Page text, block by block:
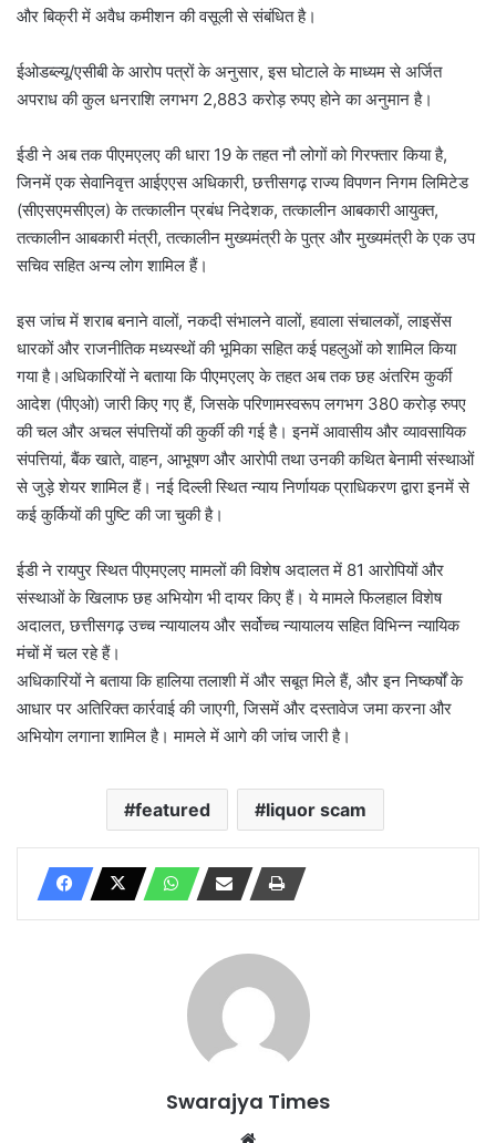
और बिक्री में अवैध कमीशन की वसूली से संबंधित है।
ईओडब्ल्यू/एसीबी के आरोप पत्रों के अनुसार, इस घोटाले के माध्यम से अर्जित
अपराध की कुल धनराशि लगभग 2,883 करोड़ रुपए होने का अनुमान है।
ईडी ने अब तक पीएमएलए की धारा 19 के तहत नौ लोगों को गिरफ्तार किया है,
जिनमें एक सेवानिवृत्त आईएएस अधिकारी, छत्तीसगढ़ राज्य विपणन निगम लिमिटेड
(सीएसएमसीएल) के तत्कालीन प्रबंध निदेशक, तत्कालीन आबकारी आयुक्त,
तत्कालीन आबकारी मंत्री, तत्कालीन मुख्यमंत्री के पुत्र और मुख्यमंत्री के एक उप
सचिव सहित अन्य लोग शामिल हैं।
इस जांच में शराब बनाने वालों, नकदी संभालने वालों, हवाला संचालकों, लाइसेंस
धारकों और राजनीतिक मध्यस्थों की भूमिका सहित कई पहलुओं को शामिल किया
गया है।अधिकारियों ने बताया कि पीएमएलए के तहत अब तक छह अंतरिम कुर्की
आदेश (पीएओ) जारी किए गए हैं, जिसके परिणामस्वरूप लगभग 380 करोड़ रुपए
की चल और अचल संपत्तियों की कुर्की की गई है। इनमें आवासीय और व्यावसायिक
संपत्तियां, बैंक खाते, वाहन, आभूषण और आरोपी तथा उनकी कथित बेनामी संस्थाओं
से जुड़े शेयर शामिल हैं। नई दिल्ली स्थित न्याय निर्णायक प्राधिकरण द्वारा इनमें से
कई कुर्कियों की पुष्टि की जा चुकी है।
ईडी ने रायपुर स्थित पीएमएलए मामलों की विशेष अदालत में 81 आरोपियों और
संस्थाओं के खिलाफ छह अभियोग भी दायर किए हैं। ये मामले फिलहाल विशेष
अदालत, छत्तीसगढ़ उच्च न्यायालय और सर्वोच्च न्यायालय सहित विभिन्न न्यायिक
मंचों में चल रहे हैं।
अधिकारियों ने बताया कि हालिया तलाशी में और सबूत मिले हैं, और इन निष्कर्षों के
आधार पर अतिरिक्त कार्रवाई की जाएगी, जिसमें और दस्तावेज जमा करना और
अभियोग लगाना शामिल है। मामले में आगे की जांच जारी है।
featured liquor scam
Swarajya Times